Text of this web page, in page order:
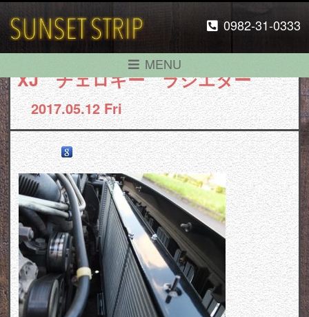
0982-31-0333
MENU
XJ チェロキー ラジエター
2017.05.12 Fri